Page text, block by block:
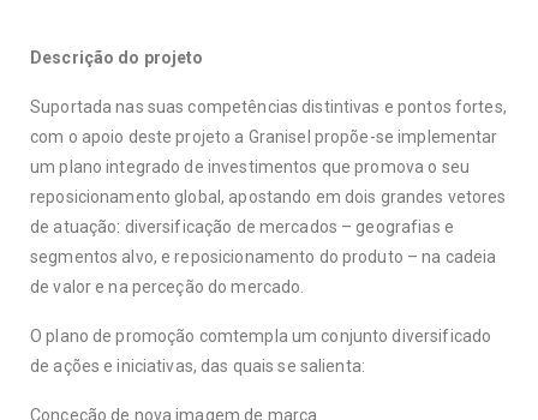
Descrição do projeto
Suportada nas suas competências distintivas e pontos fortes,
com o apoio deste projeto a Granisel propõe-se implementar
um plano integrado de investimentos que promova o seu
reposicionamento global, apostando em dois grandes vetores
de atuação: diversificação de mercados – geografias e
segmentos alvo, e reposicionamento do produto – na cadeia
de valor e na perceção do mercado.
O plano de promoção comtempla um conjunto diversificado
de ações e iniciativas, das quais se salienta:
Conceção de nova imagem de marca